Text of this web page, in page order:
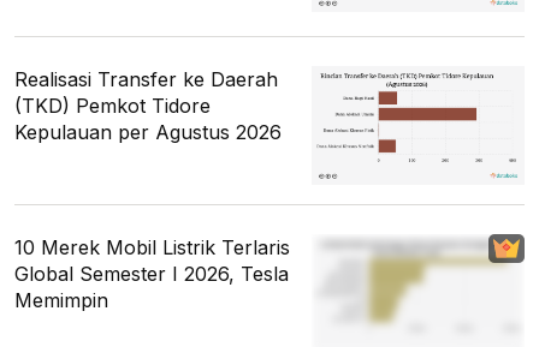
Realisasi Transfer ke Daerah
(TKD) Pemkot Tidore
Kepulauan per Agustus 2026
10 Merek Mobil Listrik Terlaris
Global Semester I 2026, Tesla
Memimpin